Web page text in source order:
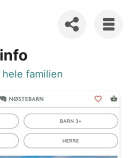
familien